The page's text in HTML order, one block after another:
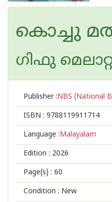
കൊച്ചു
ഗിഫു
Publisher :NBS (National
ISBN : 9788119911714
Language :Malayalam
Edition : 2026
Page(s) : 60
Condition : New